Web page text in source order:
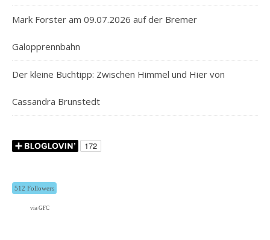
Mark Forster am 09.07.2026 auf der Bremer
Galopprennbahn
Der kleine Buchtipp: Zwischen Himmel und Hier von
Cassandra Brunstedt
512 Followers
via GFC